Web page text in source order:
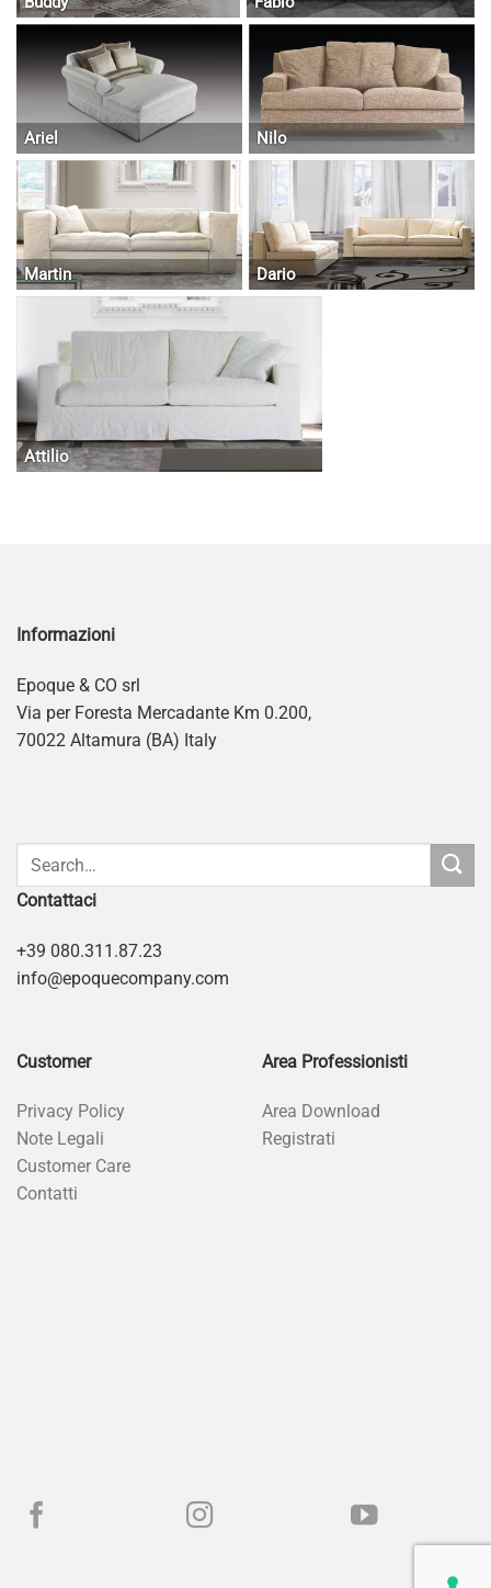
Ariel Nilo
Martin Dario
Attilio
Informazioni
Epoque & CO srl
Via per Foresta Mercadante Km 0.200,
70022 Altamura (BA) Italy
Contattaci
+39 080.311.87.23
info@epoquecompany.com
Customer
Privacy Policy
Note Legali
Customer Care
Contatti
Area Professionisti
Area Download
Registrati